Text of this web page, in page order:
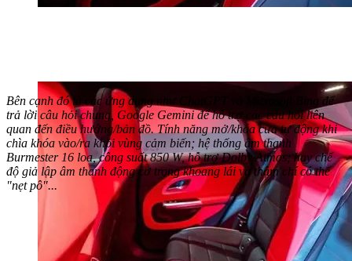
Bên cạnh đó là các ứng dụng như ChatGPT và Microsoft Bing để
trả lời câu hỏi chung, Google Gemini để hỗ trợ các câu hỏi liên
quan đến điều hướng/bản đồ. Tính năng mở/khóa cửa tự động khi
chìa khóa vào/ra khỏi vùng cảm biến; hệ thống âm thanh
Burmester 16 loa, công suất 850 W, hỗ trợ Dolby Atmos; hay chế
độ giả lập âm thanh động cơ trong khoang lái và thậm chí có thể
"nẹt pô"...